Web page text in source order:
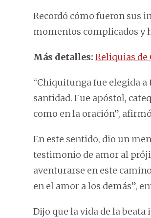
Recordó cómo fueron sus
momentos complicados y
Más detalles: Reliquias de
“Chiquitunga fue elegida
santidad. Fue apóstol,
como en la oración”,
En este sentido, dio un
testimonio de amor al
aventurarse en este
en el amor a los demás”,
Dijo que la vida de la